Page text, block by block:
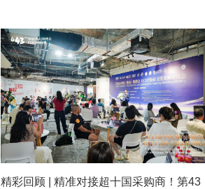
精彩回顾 | 精准对接超十国采购商！第43